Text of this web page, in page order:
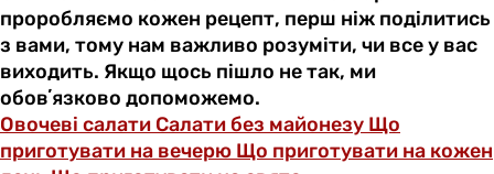
проробляємо кожен рецепт, перш ніж поділитись
з вами, тому нам важливо розуміти, чи все у вас
виходить. Якщо щось пішло не так, ми
обовʼязково допоможемо.
Овочеві салати Салати без майонезу Що
приготувати на вечерю Що приготувати на кожен